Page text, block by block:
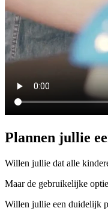
Plannen jullie
Willen jullie dat alle
Maar de gebruikelijke
Willen jullie een duidelijk